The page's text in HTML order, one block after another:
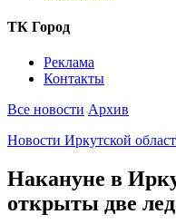
ТК Город
Реклама
Контакты
Все новости Архив
Новости Иркутской
Накануне в
открыты две